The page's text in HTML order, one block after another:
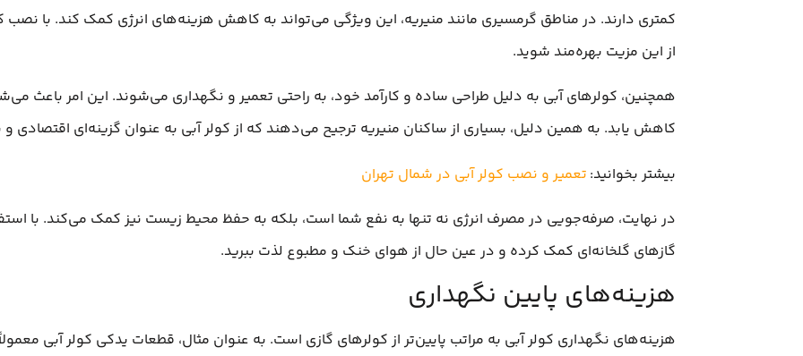
کمتری دارند. در مناطق گرمسیری مانند منیریه، این ویژگی می‌تواند به کاهش هزینه‌های انرژی کمک کند. با نصب
از این مزیت بهره‌مند شوید.
همچنین، کولرهای آبی به دلیل طراحی ساده و کارآمد خود، به راحتی تعمیر و نگهداری می‌شوند. این امر باعث
کاهش یابد. به همین دلیل، بسیاری از ساکنان منیریه ترجیح می‌دهند که از کولر آبی به عنوان گزینه‌ای اقتصادی و
بیشتر بخوانید: تعمیر و نصب کولر آبی در شمال تهران
در نهایت، صرفه‌جویی در مصرف انرژی نه تنها به نفع شما است، بلکه به حفظ محیط زیست نیز کمک می‌کند. با
گازهای گلخانه‌ای کمک کرده و در عین حال از هوای خنک و مطبوع لذت ببرید.
هزینه‌های پایین نگهداری
هزینه‌های نگهداری کولر آبی به مراتب پایین‌تر از کولرهای گازی است. به عنوان مثال، قطعات یدکی کولر آبی